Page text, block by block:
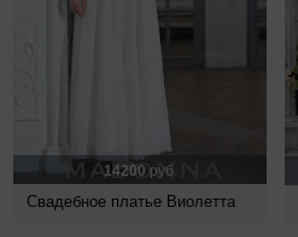
14200 руб.
Свадебное платье Виолетта